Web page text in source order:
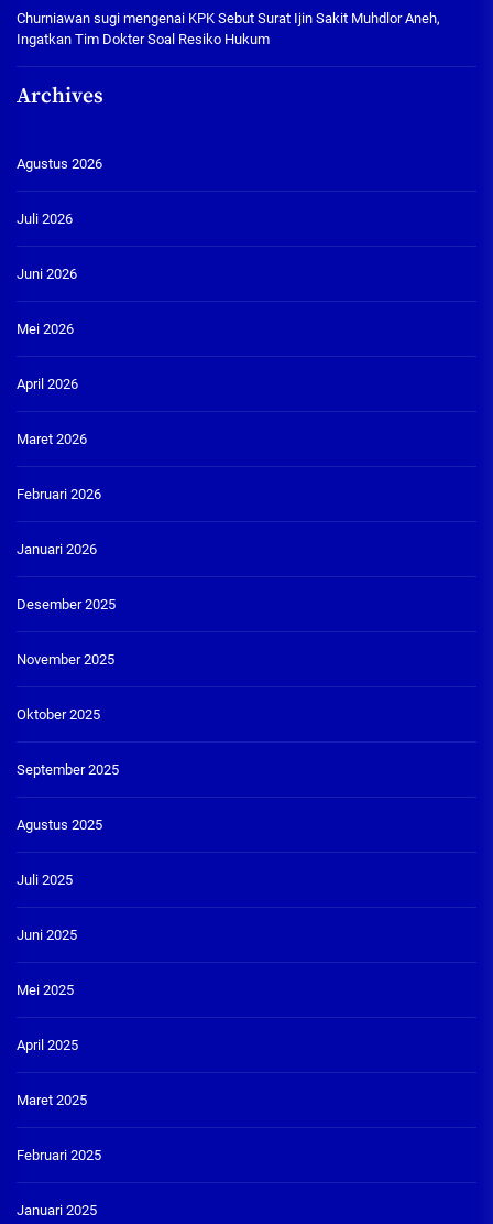
Churniawan sugi mengenai KPK Sebut Surat Ijin Sakit Muhdlor Aneh,
Ingatkan Tim Dokter Soal Resiko Hukum
Archives
Agustus 2026
Juli 2026
Juni 2026
Mei 2026
April 2026
Maret 2026
Februari 2026
Januari 2026
Desember 2025
November 2025
Oktober 2025
September 2025
Agustus 2025
Juli 2025
Juni 2025
Mei 2025
April 2025
Maret 2025
Februari 2025
Januari 2025